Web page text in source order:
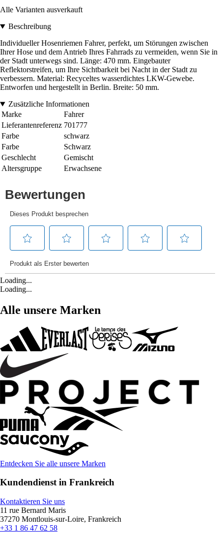
Alle Varianten ausverkauft
Beschreibung
Individueller Hosenriemen Fahrer, perfekt, um Störungen zwischen
Ihrer Hose und dem Antrieb Ihres Fahrrads zu vermeiden, wenn Sie in
der Stadt unterwegs sind. Länge: 470 mm. Eingebauter
Reflektorstreifen, um Ihre Sichtbarkeit bei Nacht in der Stadt zu
verbessern. Material: Recyceltes wasserdichtes LKW-Gewebe.
Entworfen und hergestellt in Berlin. Breite: 50 mm.
Zusätzliche Informationen
Marke
Fahrer
Lieferantenreferenz 701777
Farbe
schwarz
Farbe
Schwarz
Geschlecht
Gemischt
Altersgruppe
Erwachsene
Loading...
Loading...
Alle unsere Marken
Entdecken Sie alle unsere Marken
Kundendienst in Frankreich
Kontaktieren Sie uns
11 rue Bernard Maris
37270 Montlouis-sur-Loire, Frankreich
+33 1 86 47 62 58